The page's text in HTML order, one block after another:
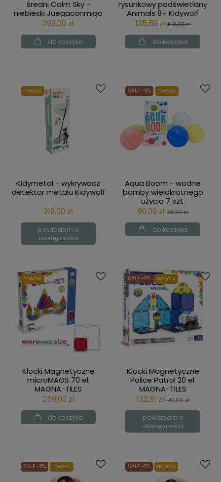
średni Calm Sky -
niebieski Juegaconmigo
299,00 zł
do koszyka
rysunkowy podświetlany
Animals 8+ Kidywolf
135,59 zł149,00 zł
do koszyka
Kidymetal - wykrywacz
detektor metalu Kidywolf
319,00 zł
powiadom o
dostępności
nowość
Aqua Boom - wodne
bomby wielokrotnego
użycia 7 szt.
Juegaconmigo
90,09 zł99,00 zł
do koszyka
SALE -9% nowość
Klocki Magnetyczne
microMAGS 70 el.
MAGNA-TILES
259,00 zł
do koszyka
nowość
Klocki Magnetyczne
Police Patrol 20 el.
MAGNA-TILES
132,61 zł149,00 zł
powiadom o
dostępności
SALE -11% nowość
SALE -11% nowość SALE -11% nowość